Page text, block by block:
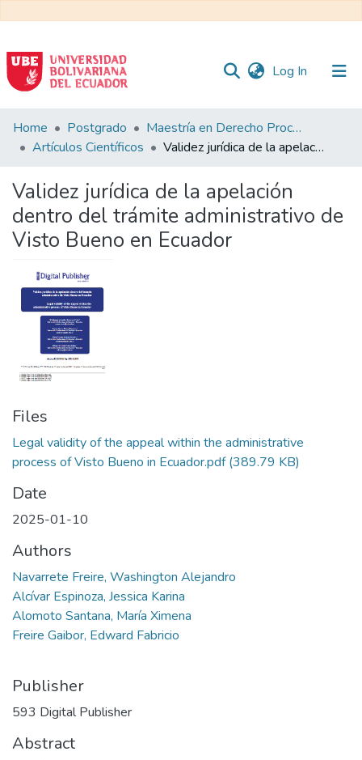
Log In (current)
Communities
&
All of DSpace
Statistics
Home Postgrado
Maestría en Derecho Procesal
Artículos Científicos
Validez jurídica de la apelación dentro del trámite administrativo de Visto Bueno en Ecuador
Validez jurídica de la apelación
dentro del trámite administrativo de
Visto Bueno en Ecuador
Files
Legal validity of the appeal within the administrative
process of Visto Bueno in Ecuador.pdf(389.79 KB)
Date
2025-01-10
Authors
Navarrete Freire, Washington Alejandro
Alcívar Espinoza, Jessica Karina
Alomoto Santana, María Ximena
Freire Gaibor, Edward Fabricio
Publisher
593 Digital Publisher
Abstract